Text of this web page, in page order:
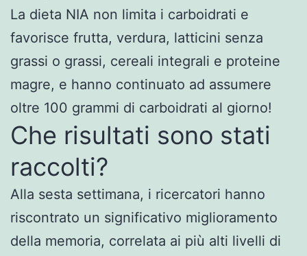
La dieta NIA non limita i carboidrati e
favorisce frutta, verdura, latticini senza
grassi o grassi, cereali integrali e proteine
magre, e hanno continuato ad assumere
oltre 100 grammi di carboidrati al giorno!
Che risultati sono stati
raccolti?
Alla sesta settimana, i ricercatori hanno
riscontrato un significativo miglioramento
della memoria, correlata ai più alti livelli di